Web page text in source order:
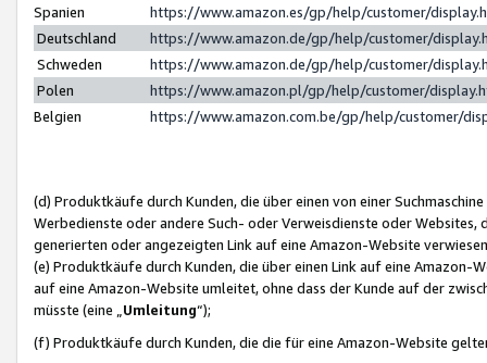
Spanien
https://www.amazon.es/gp/help/customer/
Deutschland
https://www.amazon.de/gp/help/customer/
Schweden
https://www.amazon.de/gp/help/customer/
Polen
https://www.amazon.pl/gp/help/customer/
Belgien
https://www.amazon.com.be/gp/help/customer/
(d) Produktkäufe durch Kunden, die über einen von einer
Werbedienste oder andere Such- oder Verweisdienste oder Websites,
generierten oder angezeigten Link auf eine Amazon-Website
(e) Produktkäufe durch Kunden, die über einen Link auf eine
auf eine Amazon-Website umleitet, ohne dass der Kunde auf der
müsste (eine „ Umleitung“);
(f) Produktkäufe durch Kunden, die die für eine Amazon-Website